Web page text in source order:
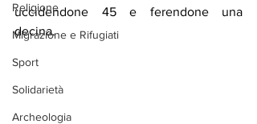
Religione
Migrazione e Rifugiati
Sport
Solidarietà
Archeologia
uccidendone 45 e ferendone una
decina.